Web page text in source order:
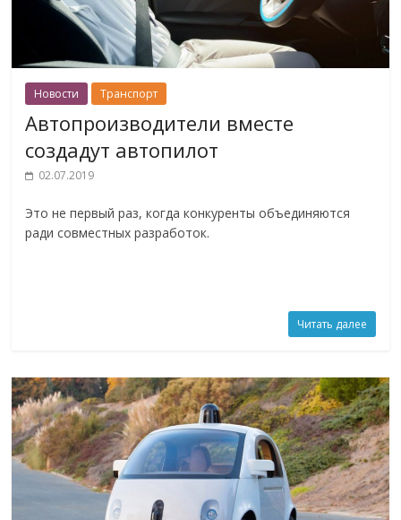
Новости Транспорт
Автопроизводители вместе
создадут автопилот
02.07.2019
Это не первый раз, когда конкуренты объединяются
ради совместных разработок.
Читать далее